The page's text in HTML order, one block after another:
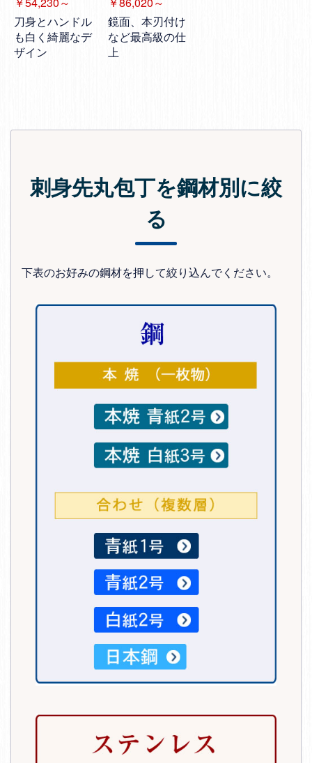
刀身とハンドル
も白く綺麗なデ
ザイン
鏡面、本刃付け
など最高級の仕
上
刺身先丸包丁を鋼材別に絞
る
下表のお好みの鋼材を押して絞り込んでください。